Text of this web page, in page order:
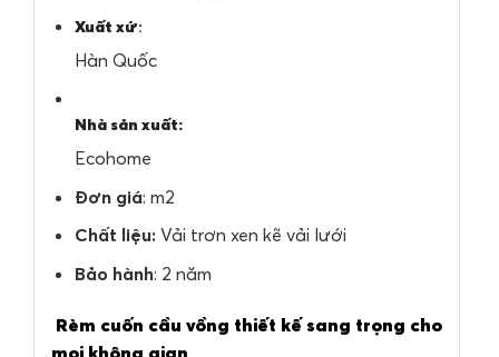
Xuất xứ:
Hàn Quốc
Nhà sản xuất:
Ecohome
Đơn giá: m2
Chất liệu: Vải trơn xen kẽ vải lưới
Bảo hành: 2 năm
Rèm cuốn cầu vồng thiết kế sang trọng cho
mọi không gian